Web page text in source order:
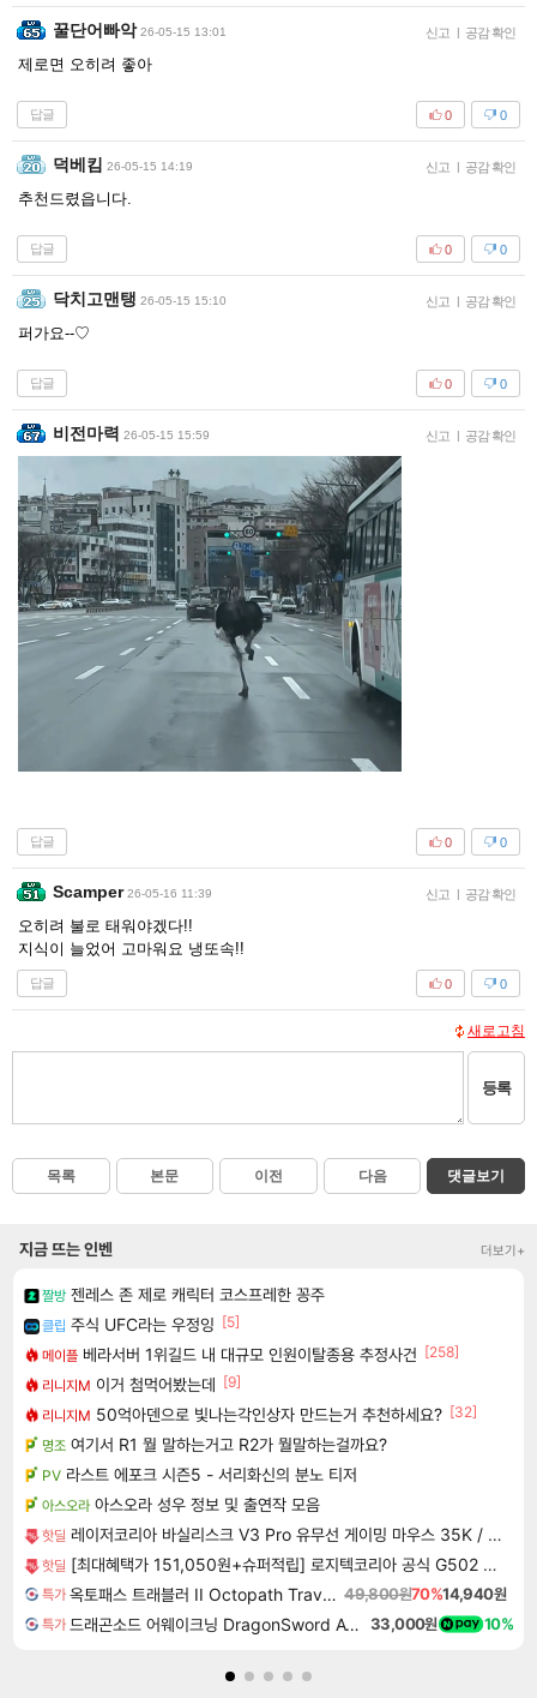
꿀단어빠악 26-05-15 13:01 신고 | 공감 확인
제로면 오히려 좋아
답글 0
0
덕베킴 26-05-15 14:19 신고 | 공감 확인
추천드렸읍니다.
답글 0
0
닥치고맨탱 26-05-15 15:10 신고 | 공감 확인
퍼가요--♡
답글 0
0
비전마력 26-05-15 15:59 신고 | 공감 확인
답글 0
0
Scamper 26-05-16 11:39 신고 | 공감 확인
오히려 불로 태워야겠다!!
지식이 늘었어 고마워요 냉또속!!
답글 0
0
새로고침
등록
목록 본문 이전 다음 댓글보기
지금 뜨는 인벤 더보기+
짤방 젠레스 존 제로 캐릭터 코스프레한 꽁주
클립 주식 UFC라는 우정잉 [5]
메이플 베라서버 1위길드 내 대규모 인원이탈종용 추정사건 [258]
리니지M 이거 첨먹어봤는데 [9]
리니지M 50억아덴으로 빛나는각인상자 만드는거 추천하세요? [32]
명조 여기서 R1 뭘 말하는거고 R2가 뭘말하는걸까요?
PV 라스트 에포크 시즌5 - 서리화신의 분노 티저
아스오라 아스오라 성우 정보 및 출연작 모음
핫딜 레이저코리아 바실리스크 V3 Pro 유무선 게이밍 마우스 35K / 블랙
핫딜 [최대혜택가 151,050원+슈퍼적립] 로지텍코리아 공식 G502 X PLUS 무선 게이밍 마우스 화이트
특가 옥토패스 트래블러 II Octopath Traveler II 49,800원70%14,940원
특가 드래곤소드 어웨이크닝 DragonSword Awakening 33,000원 10%